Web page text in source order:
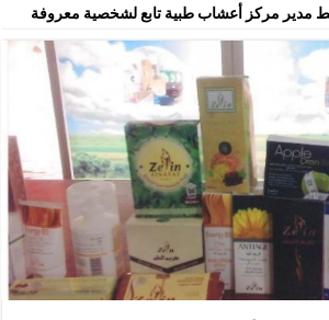
مدير مركز أعشاب طبية تابع لشخصية معروفة